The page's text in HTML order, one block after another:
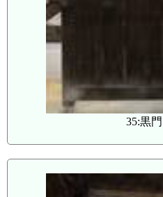
35:黒門